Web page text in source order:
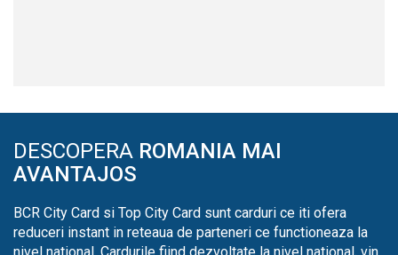
DESCOPERA ROMANIA MAI
AVANTAJOS
BCR City Card si Top City Card sunt carduri ce iti ofera
reduceri instant in reteaua de parteneri ce functioneaza la
nivel national. Cardurile fiind dezvoltate la nivel national, vin